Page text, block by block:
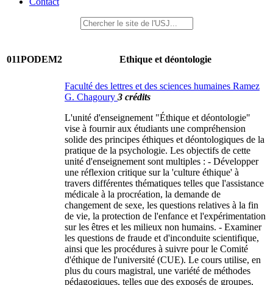
011PODEM2 Ethique et déontologie
Faculté des lettres et des sciences humaines Ramez
G. Chagoury 3 crédits
L'unité d'enseignement "Éthique et déontologie"
vise à fournir aux étudiants une compréhension
solide des principes éthiques et déontologiques de la
pratique de la psychologie. Les objectifs de cette
unité d'enseignement sont multiples : - Développer
une réflexion critique sur la 'culture éthique' à
travers différentes thématiques telles que l'assistance
médicale à la procréation, la demande de
changement de sexe, les questions relatives à la fin
de vie, la protection de l'enfance et l'expérimentation
sur les êtres et les milieux non humains. - Examiner
les questions de fraude et d'inconduite scientifique,
ainsi que les procédures à suivre pour le Comité
d'éthique de l'université (CUE). Le cours utilise, en
plus du cours magistral, une variété de méthodes
pédagogiques, telles que des exposés de groupes,